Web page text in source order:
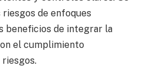
de enfoques
beneficios de integrar la
el cumplimiento